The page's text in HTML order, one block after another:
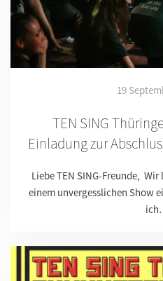
19
TEN SING
Einladung zur
Liebe TEN SING-Freunde,
einem unvergesslichen Show